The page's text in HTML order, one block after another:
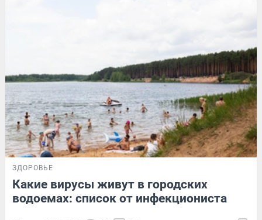
ЗДОРОВЬЕ
Какие вирусы живут в городских
водоемах: список от инфекциониста